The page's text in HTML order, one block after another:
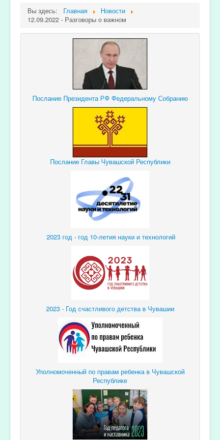
Вы здесь: Главная
Новости
12.09.2022 - Разговоры о важном
Послание Президента РФ Федеральному Собранию
Послание Главы Чувашской Республики
2023 год - год 10-летия науки и технологий
2023 - Год счастливого детства в Чувашии
Уполномоченный по правам ребенка в Чувашской
Республике